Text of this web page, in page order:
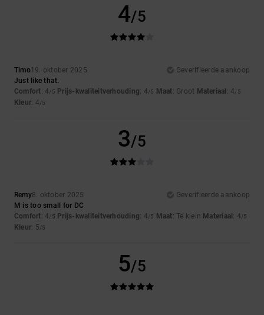
4/5
Timo19. oktober 2025
Geverifieerde aankoop
Just like that.
Comfort: 4/5 Prijs-kwaliteitverhouding: 4/5 Maat: Groot Materiaal : 4/5
Kleur: 4/5
3/5
Remy8. oktober 2025
Geverifieerde aankoop
M is too small for DC
Comfort: 4/5 Prijs-kwaliteitverhouding: 4/5 Maat: Te klein Materiaal : 4/5
Kleur: 5/5
5/5